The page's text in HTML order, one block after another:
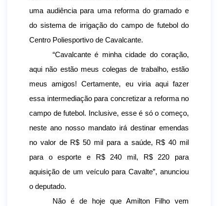
uma audiência para uma reforma do gramado e
do sistema de irrigação do campo de futebol do
Centro Poliesportivo de Cavalcante.
“Cavalcante é minha cidade do coração,
aqui não estão meus colegas de trabalho, estão
meus amigos! Certamente, eu viria aqui fazer
essa intermediação para concretizar a reforma no
campo de futebol. Inclusive, esse é só o começo,
neste ano nosso mandato irá destinar emendas
no valor de R$ 50 mil para a saúde, R$ 40 mil
para o esporte e R$ 240 mil, R$ 220 para
aquisição de um veículo para Cavalte”, anunciou
o deputado.
Não é de hoje que Amilton Filho vem